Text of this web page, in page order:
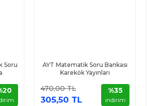
Soru
AYT Matematik Soru Bankası
Karekök Yayınları
470,00 TL
305,50 TL
%35
indirim